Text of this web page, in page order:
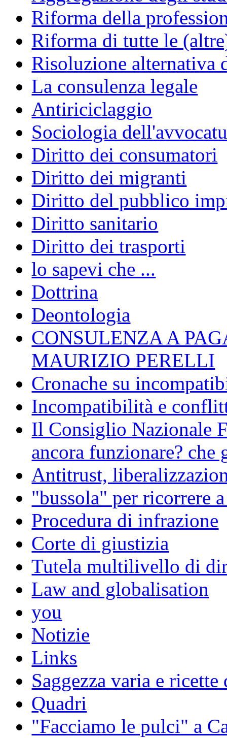
Riforma della
Riforma di tutte le
Risoluzione alternativa
La consulenza legale
Antiriciclaggio
Sociologia
Diritto dei consumatori
Diritto dei migranti
Diritto del pubblico
Diritto sanitario
Diritto dei trasporti
lo sapevi che ...
Dottrina
Deontologia
CONSULENZA A
MAURIZIO PERELLI
Cronache su
Incompatibilità e
Il Consiglio Nazionale
ancora funzionare? che
Antitrust,
"bussola" per ricorrere
Procedura di infrazione
Corte di giustizia
Tutela multilivello di
Law and globalisation
you
Notizie
Links
Saggezza varia e
Quadri
"Facciamo le pulci" a